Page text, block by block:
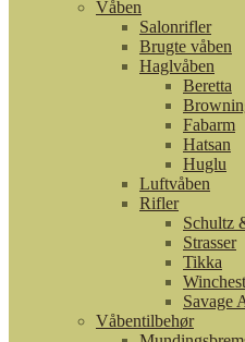
Våben
Salonrifler
Brugte våben
Haglvåben
Beretta
Fabarm
Hatsan
Huglu
Luftvåben
Rifler
Schultz
Strasser
Tikka
Savage
Våbentilbehør